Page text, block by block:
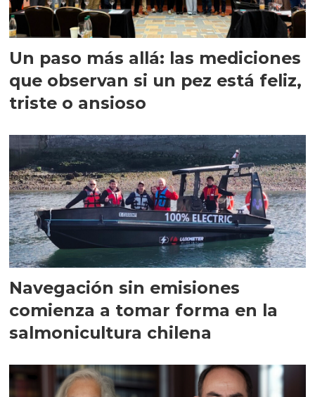
Un paso más allá: las mediciones
que observan si un pez está feliz,
triste o ansioso
Navegación sin emisiones
comienza a tomar forma en la
salmonicultura chilena